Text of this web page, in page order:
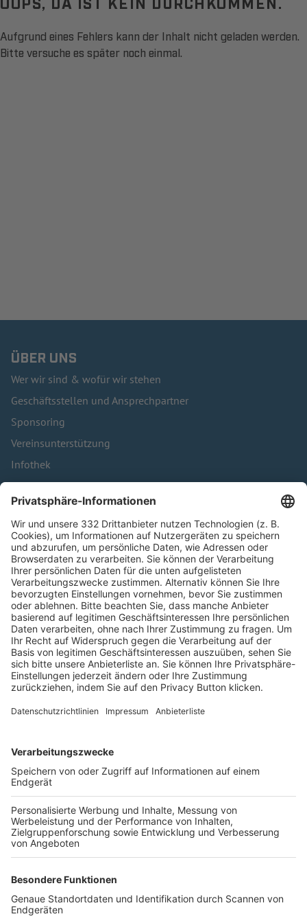
Aufgrund eines Fehlers kann der Inhalt nicht geladen werden.
Bitte versuche es später noch einmal.
ÜBER UNS
Wer wir sind & wofür wir stehen
Geschäftsstellen und Ansprechpartner
Sponsoring
Vereinsunterstützung
Infothek
Kontakt
HÄUFIG BESUCHTE SEITEN
Pässe und Vereinswechsel
Trainerausbildung
Schulungsangebot Vereinsmitarbeiter
BFV-Geschäftsstellen
Trainerbörse
Login SpielPlus
FOLGE DEM BFV
TOP-VEREINE
TOP-PARTNER